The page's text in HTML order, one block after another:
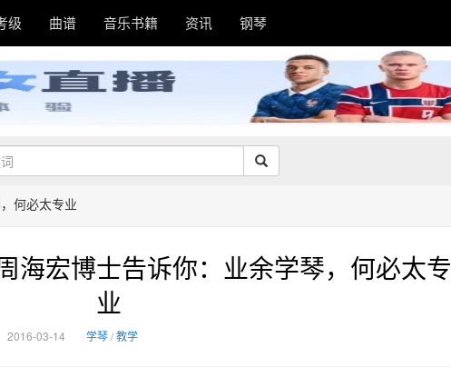
级 曲谱 音乐书籍 资讯 钢琴
何必太专业
海宏博士告诉你：业余学琴，何必太专
业
2016-03-14 学琴/教学